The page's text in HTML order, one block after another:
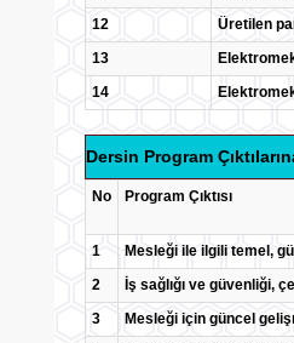
12
Üretilen
13
14
Dersin Program
No Program Çıktısı
1
Mesleği ile ilgili temel,
2
İş sağlığı ve güvenliği,
3
Mesleği için güncel